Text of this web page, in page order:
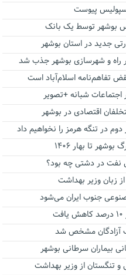
پیوست
بوشهر توسط یک بانک
جدید در استان بوشهر
تفاهم‌نامه اسلام‌آباد است
شبانه +تصویر
اقتصادی در بوشهر
در تنگه هرمز را نخواهیم داد
تا بهار ۱۴۰۶
نفت در دشتی چه بود؟
زبان وزیر بهداشت
جنوب ایران می‌شود
آزادگان مشخص شد
بیماران سرطانی بوشهر
تنگستان از وزیر بهداشت